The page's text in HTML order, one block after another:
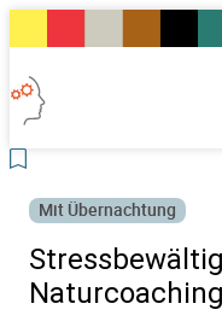
Mit Übernachtung